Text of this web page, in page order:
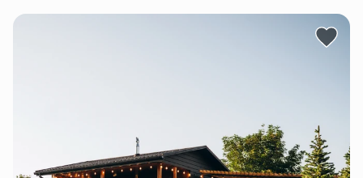
автономність.
розміщення 2 осіб, допустиме розміщення 2+1на
единтичні ,як зовні так і в середені.
Ми дружньо ставимось до пухнастиків, тож можна
приїжджати зі своїм домашнім улюбленцем.